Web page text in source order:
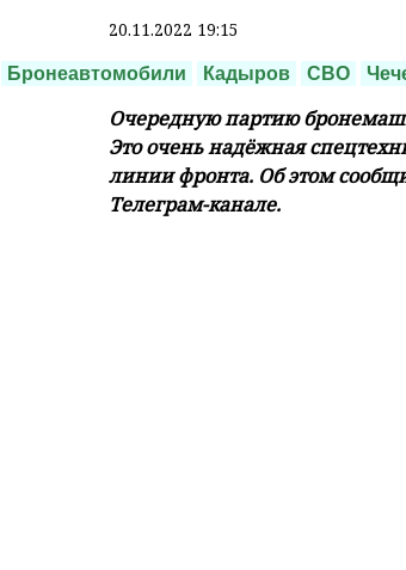
20.11.2022 19:15
Бронеавтомобили Кадыров СВО
Очередную партию
Это очень надёжная
линии фронта. Об этом
Телеграм-канале.